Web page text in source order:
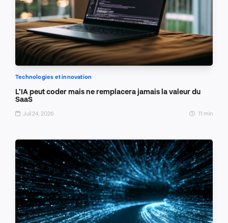
Technologies et innovation
L’IA peut coder mais ne remplacera jamais la valeur du
SaaS
Juil 24, 2026 11 min